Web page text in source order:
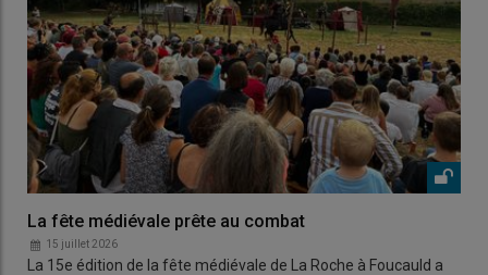
La fête médiévale prête au combat
15 juillet 2026
La 15e édition de la fête médiévale de La Roche à Foucauld a